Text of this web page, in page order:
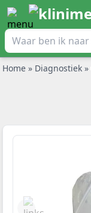
Home » Diagnostiek »